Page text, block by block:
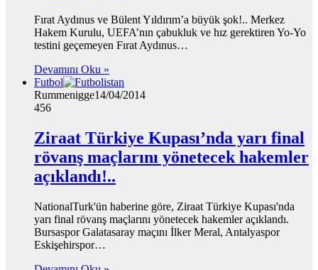
Fırat Aydınus ve Bülent Yıldırım’a büyük şok!.. Merkez
Hakem Kurulu, UEFA’nın çabukluk ve hız gerektiren Yo-Yo
testini geçemeyen Fırat Aydınus…
Devamını Oku »
Futbol
Rummenigge14/04/2014
456
Ziraat Türkiye Kupası’nda yarı final
rövanş maçlarını yönetecek hakemler
açıklandı!..
NationalTurk'ün haberine göre, Ziraat Türkiye Kupası'nda
yarı final rövanş maçlarını yönetecek hakemler açıklandı.
Bursaspor Galatasaray maçını İlker Meral, Antalyaspor
Eskişehirspor…